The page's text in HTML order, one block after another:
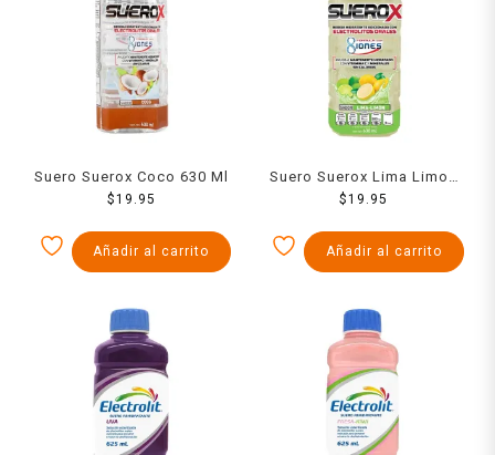
Suero Suerox Coco 630 Ml
$19.95
Añadir al carrito
Suero Suerox Lima Limon
630 Ml
$19.95
Añadir al carrito